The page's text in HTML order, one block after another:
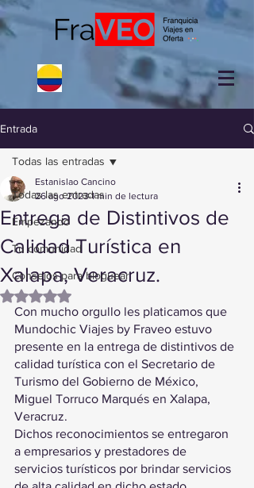
Entrada
Todas las entradas
Empezando
Tu comunidad
Consejos para bloguear
Todas las entradas
Entrega de Distintivos de
Calidad Turística en
Xalapa, Veracruz.
Estanislao Cancino
26 ago 2023 1 min de lectura
Obtuvo NaN de 5 estrellas.
Con mucho orgullo les platicamos que
Mundochic Viajes by Fraveo estuvo
presente en la entrega de distintivos de
calidad turística con el Secretario de
Turismo del Gobierno de México,
Miguel Torruco Marqués en Xalapa,
Veracruz.
Dichos reconocimientos se entregaron
a empresarios y prestadores de
servicios turísticos por brindar servicios